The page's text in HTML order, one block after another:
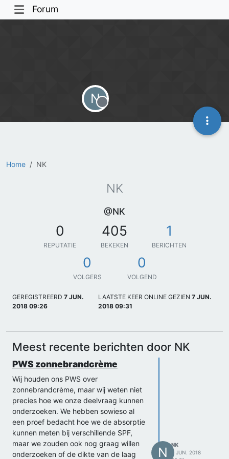
Forum
Home NK
N
Offline
NK
@NK
0
REPUTATIE
405
BEKEKEN
1
BERICHTEN
0
VOLGERS
0
VOLGEND
GEREGISTREERD 7 JUN.
2018 09:26
LAATSTE KEER ONLINE GEZIEN 7 JUN.
2018 09:31
Meest recente berichten door NK
PWS zonnebrandcrème
Wij houden ons PWS over
zonnebrandcrème, maar wij weten niet
precies hoe we onze deelvraag kunnen
onderzoeken. We hebben sowieso al
een proef bedacht hoe we de absorptie
kunnen meten bij verschillende SPF,
maar we zouden ook nog graag willen
onderzoeken of de dikte van de laag
N
NK
7 JUN. 2018